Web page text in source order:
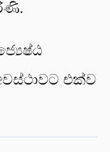
එක්ව